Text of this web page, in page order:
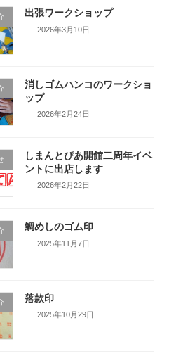
出張ワークショップ
2026年3月10日
消しゴムハンコのワークショ
ップ
2026年2月24日
しまんとぴあ開館二周年イベ
ントに出店します
2026年2月22日
鯛めしのゴム印
2025年11月7日
落款印
2025年10月29日